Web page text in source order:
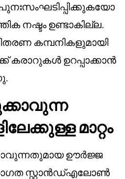
നഷ്ടം ഉണ്ടാകില്ല.
കമ്പനികളുമായി
കരാറുകൾ ഉറപ്പാക്കാൻ
മാറ്റം
ഊർജ്ജ
സ്റ്റാൻഡ്എലോൺ